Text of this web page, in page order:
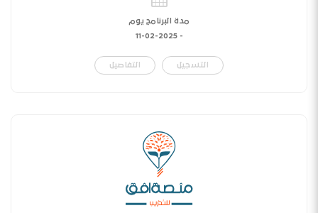
مدة البرنامج يوم
-
11-02-2025
التسجيل التفاصيل